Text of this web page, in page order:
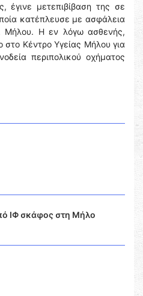
έγινε μετεπιβίβαση της σε
κατέπλευσε με ασφάλεια
Μήλου. Η εν λόγω ασθενής,
στο Κέντρο Υγείας Μήλου για
περιπολικού οχήματος
ΙΦ σκάφος στη Μήλο